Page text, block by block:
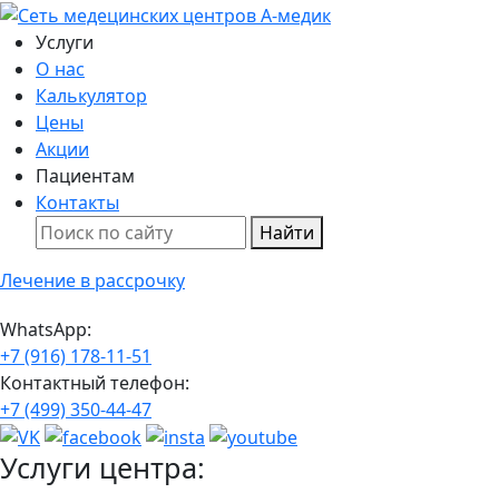
Услуги
О нас
Калькулятор
Цены
Акции
Пациентам
Контакты
Найти
Лечение в рассрочку
WhatsApp:
+7 (916) 178-11-51
Контактный телефон:
+7 (499) 350-44-47
Услуги центра: